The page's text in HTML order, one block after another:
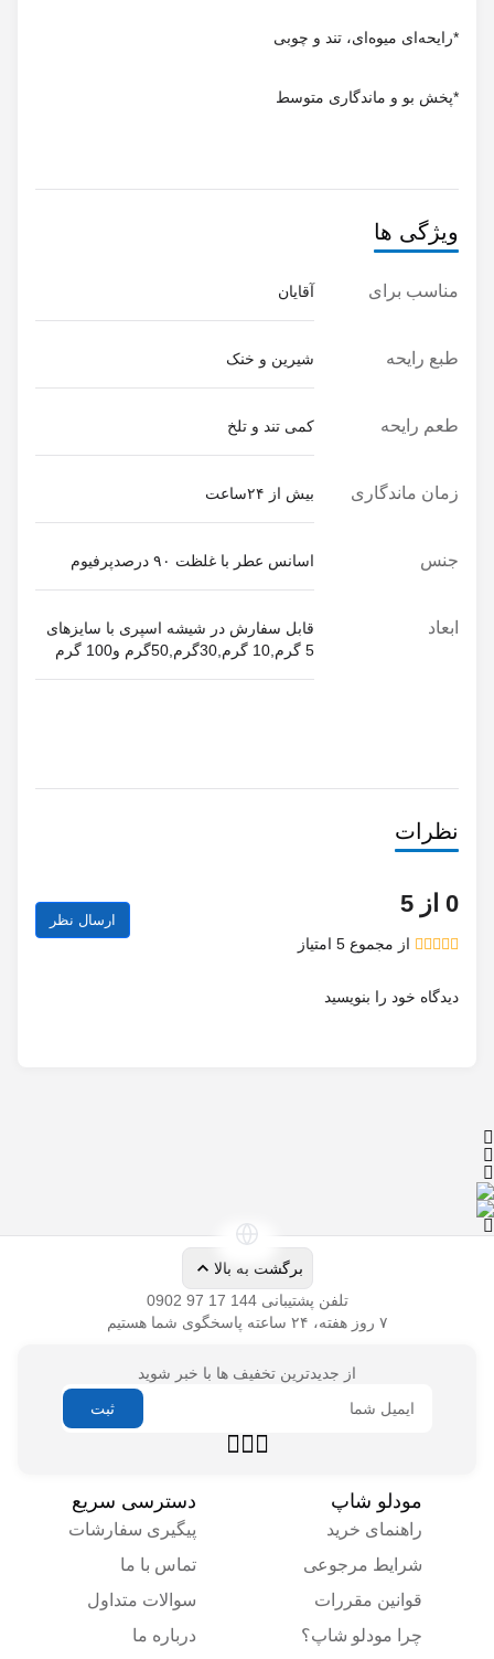
ویژگی ها
قابل سفارش در شیشه اسپری با سایزهای
نظرات
از
دیدگاه خود را بنویسید
تلفن پشتیبانی
از جدیدترین تخفیف ها با خبر شوید
راهنمای خرید
شرایط مرجوعی
قوانین مقررات
چرا مودلو شاپ؟
پیگیری سفارشات
تماس با ما
سوالات متداول
درباره ما